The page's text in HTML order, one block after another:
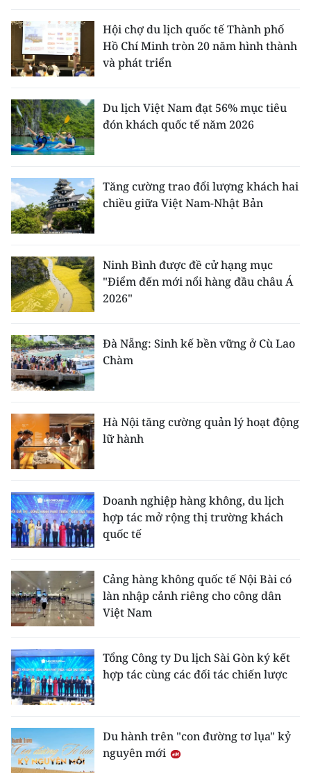
Hội chợ du lịch quốc tế Thành phố
Hồ Chí Minh tròn 20 năm hình thành
và phát triển
Du lịch Việt Nam đạt 56% mục tiêu
đón khách quốc tế năm 2026
Tăng cường trao đổi lượng khách hai
chiều giữa Việt Nam-Nhật Bản
Ninh Bình được đề cử hạng mục
"Điểm đến mới nổi hàng đầu châu Á
2026"
Đà Nẵng: Sinh kế bền vững ở Cù Lao
Chàm
Hà Nội tăng cường quản lý hoạt động
lữ hành
Doanh nghiệp hàng không, du lịch
hợp tác mở rộng thị trường khách
quốc tế
Cảng hàng không quốc tế Nội Bài có
làn nhập cảnh riêng cho công dân
Việt Nam
Tổng Công ty Du lịch Sài Gòn ký kết
hợp tác cùng các đối tác chiến lược
Du hành trên "con đường tơ lụa" kỷ
nguyên mới